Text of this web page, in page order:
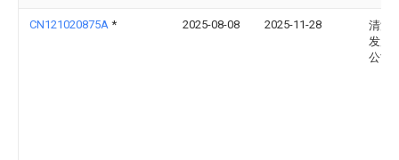
CN121020875A * 2025-08-08 2025-11-28
清源
发展
公司